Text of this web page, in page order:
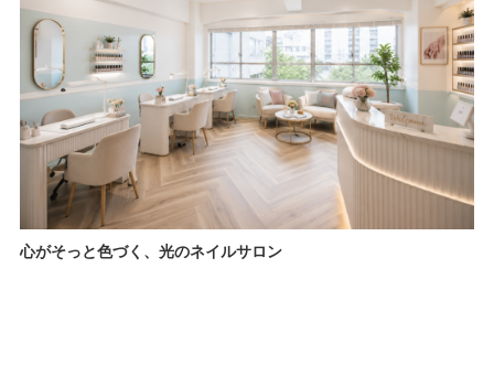
心がそっと色づく、光のネイルサロン